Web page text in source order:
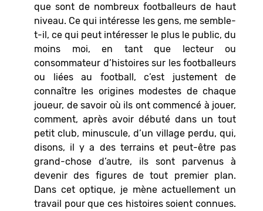
que sont de nombreux footballeurs de haut
niveau. Ce qui intéresse les gens, me semble-
t-il, ce qui peut intéresser le plus le public, du
moins moi, en tant que lecteur ou
consommateur d’histoires sur les footballeurs
ou liées au football, c’est justement de
connaître les origines modestes de chaque
joueur, de savoir où ils ont commencé à jouer,
comment, après avoir débuté dans un tout
petit club, minuscule, d’un village perdu, qui,
disons, il y a des terrains et peut-être pas
grand-chose d’autre, ils sont parvenus à
devenir des figures de tout premier plan.
Dans cet optique, je mène actuellement un
travail pour que ces histoires soient connues.